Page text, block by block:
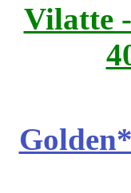
Vilatte